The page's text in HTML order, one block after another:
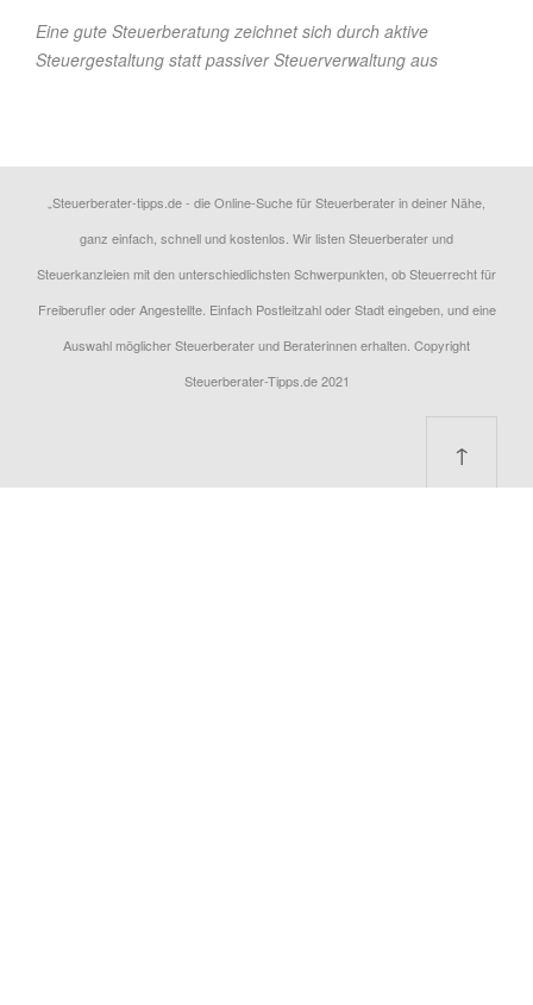
Eine gute Steuerberatung zeichnet sich durch aktive
Steuergestaltung statt passiver Steuerverwaltung aus
„Steuerberater-tipps.de - die Online-Suche für Steuerberater in deiner Nähe,
ganz einfach, schnell und kostenlos. Wir listen Steuerberater und
Steuerkanzleien mit den unterschiedlichsten Schwerpunkten, ob Steuerrecht für
Freiberufler oder Angestellte. Einfach Postleitzahl oder Stadt eingeben, und eine
Auswahl möglicher Steuerberater und Beraterinnen erhalten. Copyright
Steuerberater-Tipps.de 2021
↑